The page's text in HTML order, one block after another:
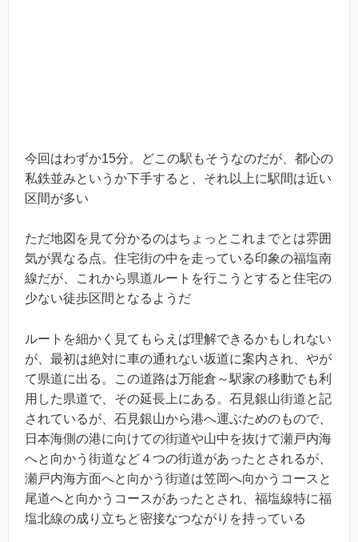
今回はわずか15分。どこの駅もそうなのだが、都心の
私鉄並みというか下手すると、それ以上に駅間は近い
区間が多い
ただ地図を見て分かるのはちょっとこれまでとは雰囲
気が異なる点。住宅街の中を走っている印象の福塩南
線だが、これから県道ルートを行こうとすると住宅の
少ない徒歩区間となるようだ
ルートを細かく見てもらえば理解できるかもしれない
が、最初は絶対に車の通れない坂道に案内され、やが
て県道に出る。この道路は万能倉～駅家の移動でも利
用した県道で、その延長上にある。石見銀山街道と記
されているが、石見銀山から港へ運ぶためのもので、
日本海側の港に向けての街道や山中を抜けて瀬戸内海
へと向かう街道など４つの街道があったとされるが、
瀬戸内海方面へと向かう街道は笠岡へ向かうコースと
尾道へと向かうコースがあったとされ、福塩線特に福
塩北線の成り立ちと密接なつながりを持っている